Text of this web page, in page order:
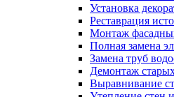
Установка
Реставрация
Монтаж
Полная замена
Замена труб
Демонтаж
Выравнивание